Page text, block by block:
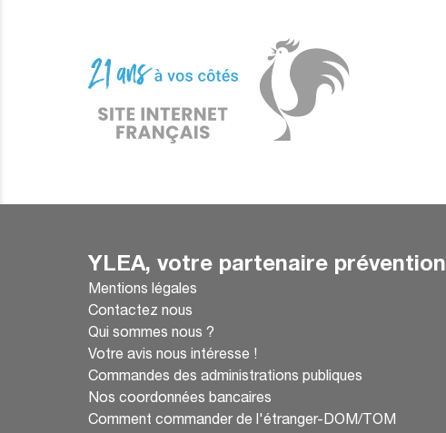
YLEA, votre partenaire prévention
Mentions légales
Contactez nous
Qui sommes nous ?
Votre avis nous intéresse !
Commandes des administrations publiques
Nos coordonnées bancaires
Comment commander de l'étranger-DOM/TOM